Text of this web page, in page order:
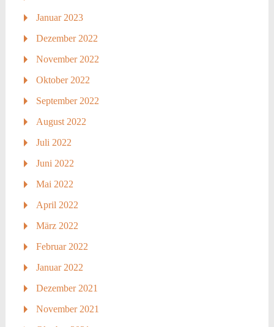
Januar 2023
Dezember 2022
November 2022
Oktober 2022
September 2022
August 2022
Juli 2022
Juni 2022
Mai 2022
April 2022
März 2022
Februar 2022
Januar 2022
Dezember 2021
November 2021